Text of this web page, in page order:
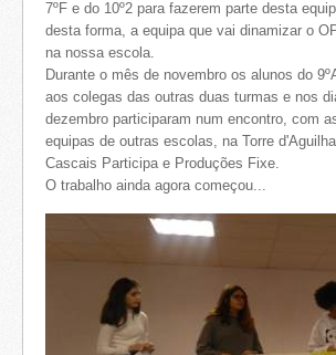
7ºF e do 10º2 para fazerem parte desta
desta forma, a equipa que vai dinamizar o
na nossa escola.
Durante o mês de novembro os alunos do
aos colegas das outras duas turmas e nos
dezembro participaram num encontro, com
equipas de outras escolas, na Torre
Cascais Participa e Produções Fixe.
O trabalho ainda agora começou...